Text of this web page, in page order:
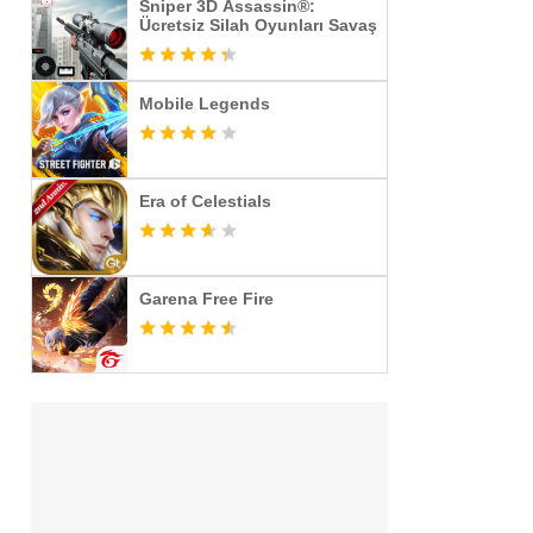
Sniper 3D Assassin®:
Ücretsiz Silah Oyunları Savaş
Mobile Legends
Era of Celestials
Garena Free Fire